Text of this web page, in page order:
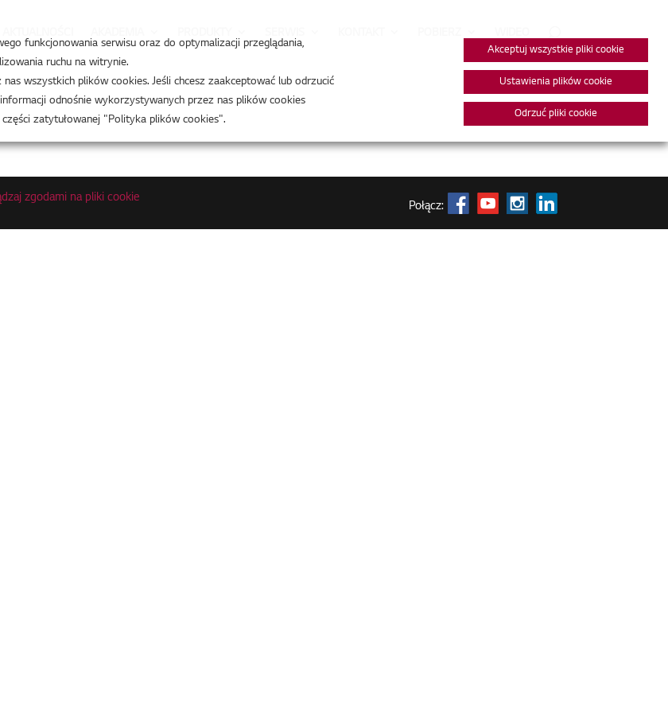
zgodami na pliki cookie
Połącz:
funkcjonowania serwisu oraz do optymalizacji przeglądania,
ruchu na witrynie.
wszystkich plików cookies. Jeśli chcesz zaakceptować lub odrzucić
odnośnie wykorzystywanych przez nas plików cookies
części zatytułowanej "Polityka plików cookies".
Akceptuj wszystkie pliki cookie
Ustawienia plików cookie
Odrzuć pliki cookie